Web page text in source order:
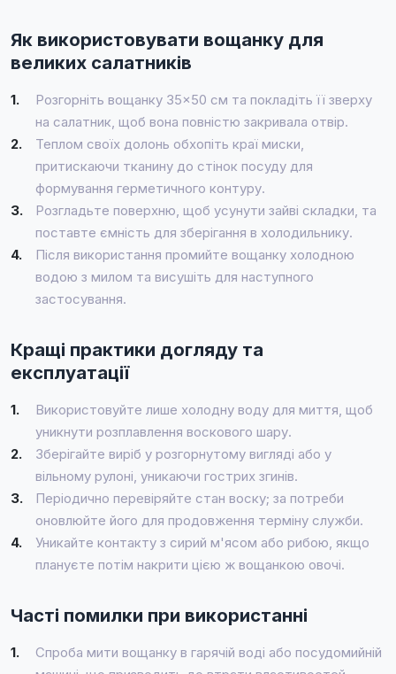
Як використовувати вощанку для
великих салатників
1.
Розгорніть вощанку 35×50 см та покладіть її зверху
на салатник, щоб вона повністю закривала отвір.
2.
Теплом своїх долонь обхопіть краї миски,
притискаючи тканину до стінок посуду для
формування герметичного контуру.
3.
Розгладьте поверхню, щоб усунути зайві складки, та
поставте ємність для зберігання в холодильнику.
4.
Після використання промийте вощанку холодною
водою з милом та висушіть для наступного
застосування.
Кращі практики догляду та
експлуатації
1.
Використовуйте лише холодну воду для миття, щоб
уникнути розплавлення воскового шару.
2.
Зберігайте виріб у розгорнутому вигляді або у
вільному рулоні, уникаючи гострих згинів.
3.
Періодично перевіряйте стан воску; за потреби
оновлюйте його для продовження терміну служби.
4.
Уникайте контакту з сирий м'ясом або рибою, якщо
плануєте потім накрити цією ж вощанкою овочі.
Часті помилки при використанні
1.
Спроба мити вощанку в гарячій воді або посудомийній